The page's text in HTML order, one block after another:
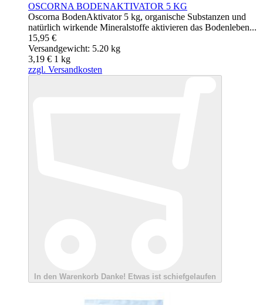
OSCORNA BODENAKTIVATOR 5 KG
Oscorna BodenAktivator 5 kg, organische Substanzen und
natürlich wirkende Mineralstoffe aktivieren das Bodenleben...
15,95 €
Versandgewicht: 5.20 kg
3,19 € 1 kg
zzgl. Versandkosten
In den Warenkorb Danke! Etwas ist schiefgelaufen